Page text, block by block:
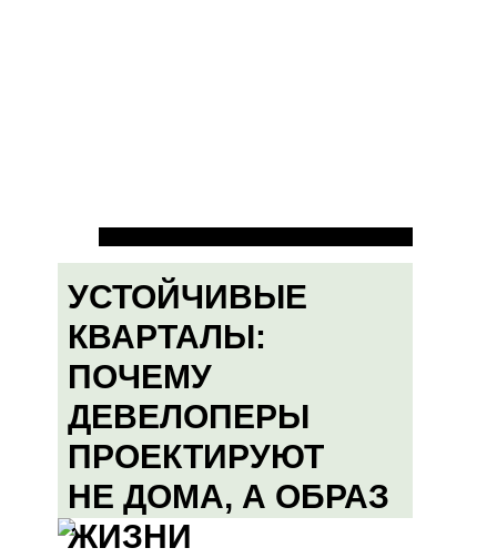
УСТОЙЧИВЫЕ
КВАРТАЛЫ:
ПОЧЕМУ
ДЕВЕЛОПЕРЫ
ПРОЕКТИРУЮТ
НЕ ДОМА, А ОБРАЗ
ЖИЗНИ